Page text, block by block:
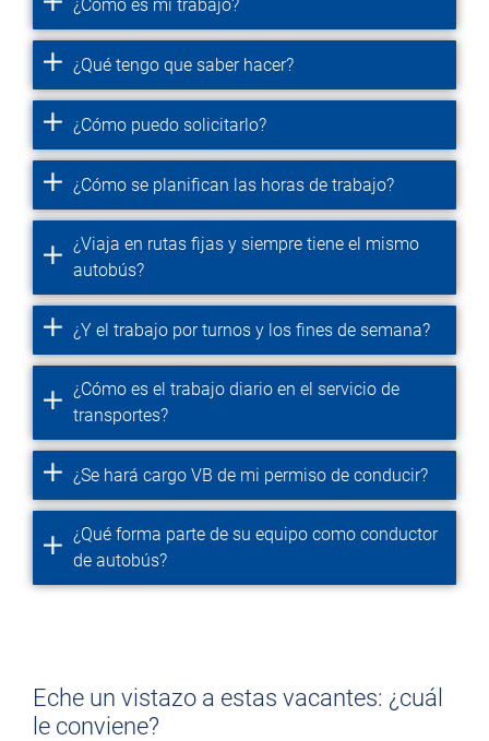
¿Cómo es mi trabajo?
¿Qué tengo que saber hacer?
¿Cómo puedo solicitarlo?
¿Cómo se planifican las horas de trabajo?
¿Viaja en rutas fijas y siempre tiene el mismo
autobús?
¿Y el trabajo por turnos y los fines de semana?
¿Cómo es el trabajo diario en el servicio de
transportes?
¿Se hará cargo VB de mi permiso de conducir?
¿Qué forma parte de su equipo como conductor
de autobús?
Eche un vistazo a estas vacantes: ¿cuál
le conviene?